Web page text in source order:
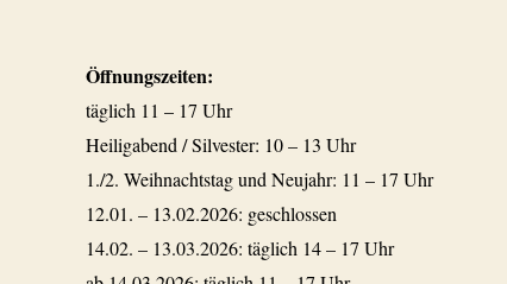
Öffnungszeiten:
täglich 11 – 17 Uhr
Heiligabend / Silvester: 10 – 13 Uhr
1./2. Weihnachtstag und Neujahr: 11 – 17 Uhr
12.01. – 13.02.2026: geschlossen
14.02. – 13.03.2026: täglich 14 – 17 Uhr